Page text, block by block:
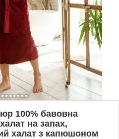
100% бавовна
на запах,
халат з капюшоном